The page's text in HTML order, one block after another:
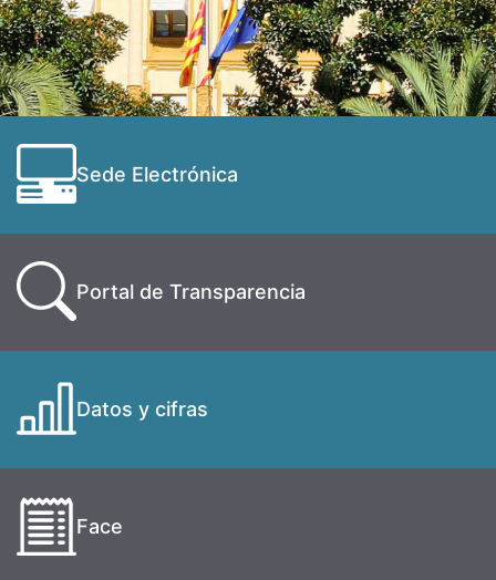
Sede Electrónica
Portal de Transparencia
Datos y cifras
Face